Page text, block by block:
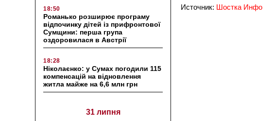
18:50
Романько розширює програму
відпочинку дітей із прифронтової
Сумщини: перша група
оздоровилася в Австрії
18:28
Ніколаєнко: у Сумах погодили 115
компенсацій на відновлення
житла майже на 6,6 млн грн
31 липня
Источник: Шостка Инфо